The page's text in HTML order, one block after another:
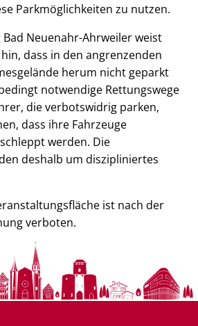
Parkmöglichkeiten zu nutzen.
Neuenahr-Ahrweiler weist
dass in den angrenzenden
herum nicht geparkt
notwendige Rettungswege
die verbotswidrig parken,
dass ihre Fahrzeuge
werden. Die
deshalb um diszipliniertes
ist nach der
verboten.